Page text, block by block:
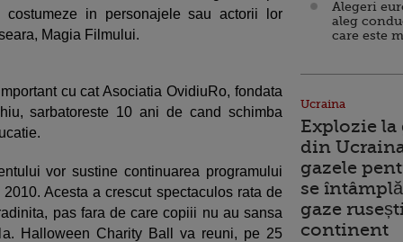
in personajele sau actorii lor
Magia Filmului.
cu cat Asociatia OvidiuRo, fondata
sarbatoreste 10 ani de cand schimba
vor sustine continuarea programului
Acesta a crescut spectaculos rata de
pas fara de care copiii nu au sansa
Halloween Charity Ball va reuni, pe 25
Alegeri
aleg
care este
Ucraina
Explozie
din
gazele
se
gaze
continent